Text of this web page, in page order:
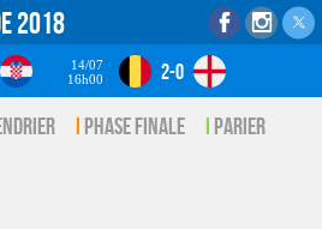
2018
14/07
16h00
2-0
Phase finale Parier